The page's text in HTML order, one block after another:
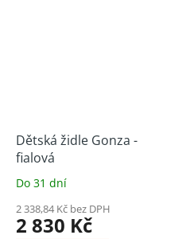
Dětská židle Gonza -
fialová
Do 31 dní
2 338,84 Kč bez DPH
2 830 Kč